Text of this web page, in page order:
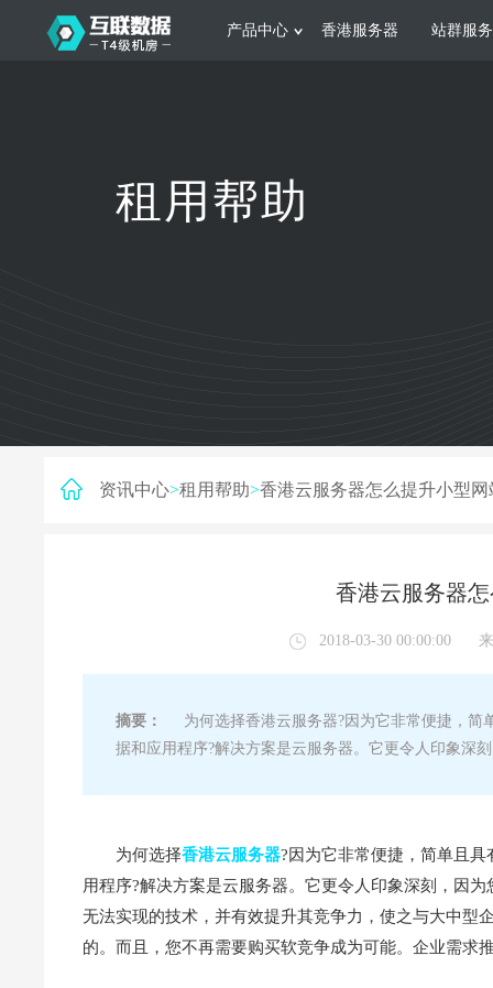
产品中心
日本服务器 新加坡服务器
香港服务器 站群服
根据不同规模的网站提供可定制化的架
构和 一站式协助租用帮助
资讯中心>租用帮助>香港云服务器怎么提升小型
香港云服务器
2018-03-30 00:00:00
摘要：
为何选择香港云服务器?因为它非常便捷，简
据和应用程序?解决方案是云服务器。它更令人印象深
为何选择香港云服务器?因为它非常便捷，简单且
用程序?解决方案是云服务器。它更令人印象深刻，因
无法实现的技术，并有效提升其竞争力，使之与大中型
的。而且，您不再需要购买软竞争成为可能。企业需求